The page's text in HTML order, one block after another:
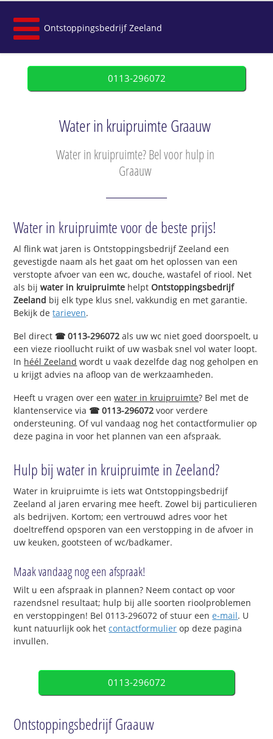
Ontstoppingsbedrijf Zeeland
0113-296072
Water in kruipruimte Graauw
Water in kruipruimte? Bel voor hulp in
Graauw
Water in kruipruimte voor de beste prijs!
Al flink wat jaren is Ontstoppingsbedrijf Zeeland een
gevestigde naam als het gaat om het oplossen van een
verstopte afvoer van een wc, douche, wastafel of riool. Net
als bijwater in kruipruimte helptOntstoppingsbedrijf
Zeeland bij elk type klus snel, vakkundig en met garantie.
Bekijk detarieven.
Bel direct ☎ 0113-296072 als uw wc niet goed doorspoelt, u
een vieze rioollucht ruikt of uw wasbak snel vol water loopt.
In héél Zeeland wordt u vaak dezelfde dag nog geholpen en
u krijgt advies na afloop van de werkzaamheden.
Heeft u vragen over eenwater in kruipruimte? Bel met de
klantenservice via ☎ 0113-296072 voor verdere
ondersteuning. Of vul vandaag nog het contactformulier op
deze pagina in voor het plannen van een afspraak.
Hulp bij water in kruipruimte in Zeeland?
Water in kruipruimte is iets wat Ontstoppingsbedrijf
Zeeland al jaren ervaring mee heeft. Zowel bij particulieren
als bedrijven. Kortom; een vertrouwd adres voor het
doeltreffend opsporen van een verstopping in de afvoer in
uw keuken, gootsteen of wc/badkamer.
Maak vandaag nog een afspraak!
Wilt u een afspraak in plannen? Neem contact op voor
razendsnel resultaat; hulp bij alle soorten rioolproblemen
en verstoppingen! Bel 0113-296072 of stuur eene-mail. U
kunt natuurlijk ook hetcontactformulier op deze pagina
invullen.
0113-296072
Ontstoppingsbedrijf Graauw